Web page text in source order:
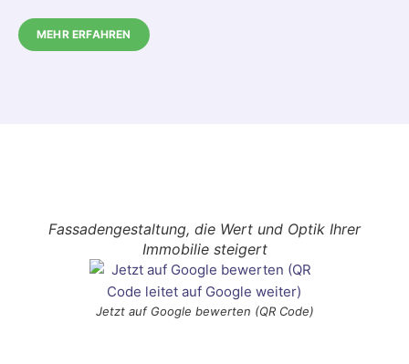
MEHR ERFAHREN
Jetzt auf Google bewerten (QR Code)
Fassadengestaltung, die Wert und Optik Ihrer
Immobilie steigert